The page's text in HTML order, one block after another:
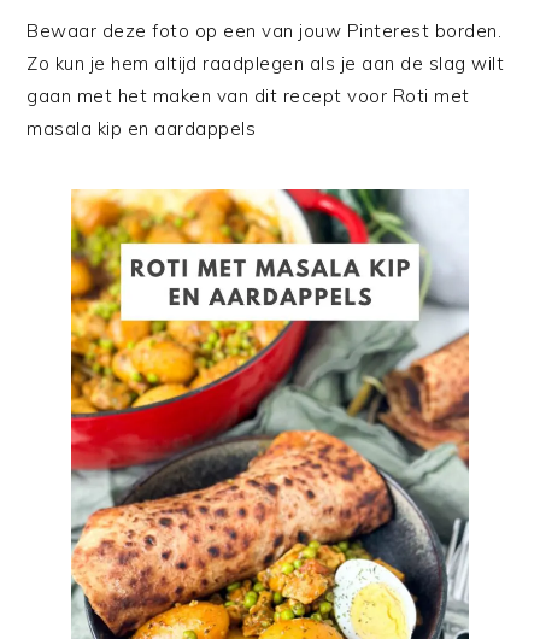
Bewaar deze foto op een van jouw Pinterest borden.
Zo kun je hem altijd raadplegen als je aan de slag wilt
gaan met het maken van dit recept voor Roti met
masala kip en aardappels